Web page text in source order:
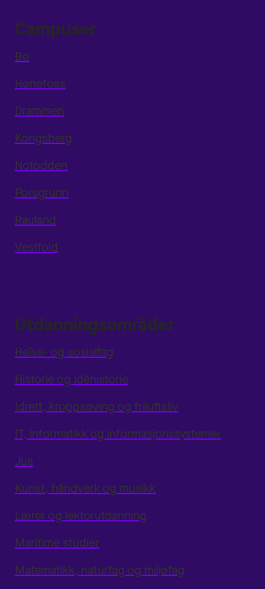
Campuser
Bø
Hønefoss
Drammen
Kongsberg
Notodden
Porsgrunn
Rauland
Vestfold
Utdanningsområder
Helse- og sosialfag
Historie og idéhistorie
Idrett, kroppsøving og friluftsliv
IT, informatikk og informasjonssystemer
Jus
Kunst, håndverk og musikk
Lærer og lektorutdanning
Maritime studier
Matematikk, naturfag og miljøfag